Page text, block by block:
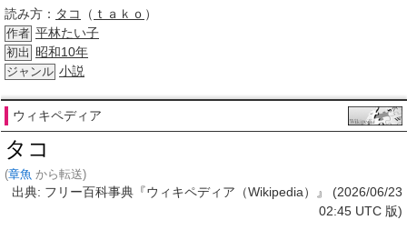
読み方： タコ （ ｔａｋｏ ）
作者 平林たい子
初出 昭和10年
ジャンル 小説
ウィキペディア
タコ
(章魚 から転送)
出典: フリー百科事典『ウィキペディア（Wikipedia）』 (2026/06/23
02:45 UTC 版)